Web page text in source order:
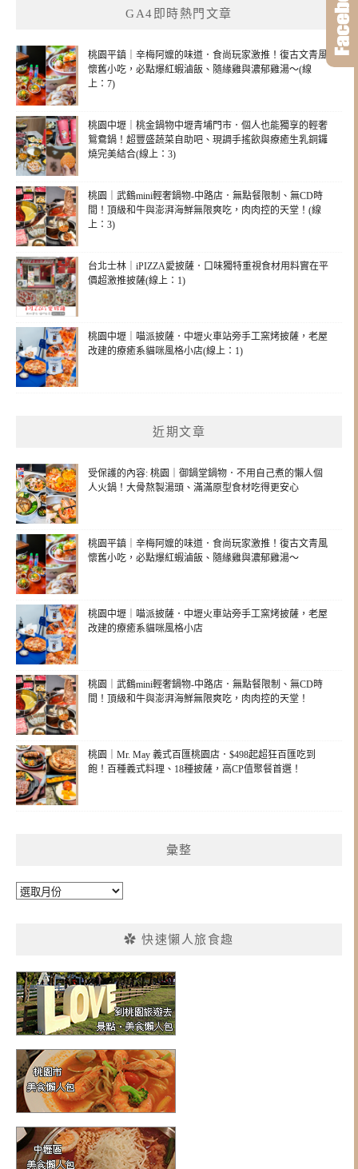
GA4即時熱門文章
桃園平鎮｜辛梅阿嬤的味道．食尚玩家激推！復古文青風
懷舊小吃，必點爆紅蝦滷飯、隨緣雞與濃郁雞湯～(線
上：7)
桃園中壢｜桃金鍋物中壢青埔門市．個人也能獨享的輕奢
鴛鴦鍋！超豐盛蔬菜自助吧、現調手搖飲與療癒生乳銅鑼
燒完美結合(線上：3)
桃園｜武鶴mini輕奢鍋物-中路店．無點餐限制、無CD時
間！頂級和牛與澎湃海鮮無限爽吃，肉肉控的天堂！(線
上：3)
台北士林｜iPIZZA愛披薩．口味獨特重視食材用料實在平
價超激推披薩(線上：1)
桃園中壢｜喵派披薩．中壢火車站旁手工窯烤披薩，老屋
改建的療癒系貓咪風格小店(線上：1)
近期文章
受保護的內容: 桃園｜御鍋堂鍋物．不用自己煮的懶人個
人火鍋！大骨熬製湯頭、滿滿原型食材吃得更安心
桃園平鎮｜辛梅阿嬤的味道．食尚玩家激推！復古文青風
懷舊小吃，必點爆紅蝦滷飯、隨緣雞與濃郁雞湯～
桃園中壢｜喵派披薩．中壢火車站旁手工窯烤披薩，老屋
改建的療癒系貓咪風格小店
桃園｜武鶴mini輕奢鍋物-中路店．無點餐限制、無CD時
間！頂級和牛與澎湃海鮮無限爽吃，肉肉控的天堂！
桃園｜Mr. May 義式百匯桃園店．$498起超狂百匯吃到
飽！百種義式料理、18種披薩，高CP值聚餐首選！
彙整
彙
✿ 快速懶人旅食趣